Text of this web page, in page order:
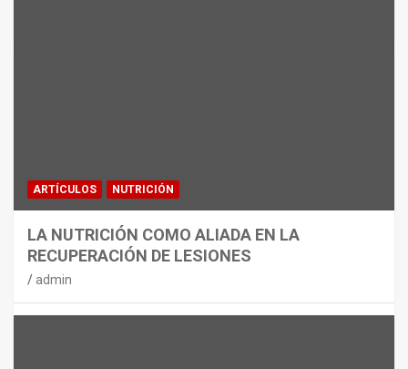
ARTÍCULOS NUTRICIÓN
LA NUTRICIÓN COMO ALIADA EN LA
RECUPERACIÓN DE LESIONES
admin